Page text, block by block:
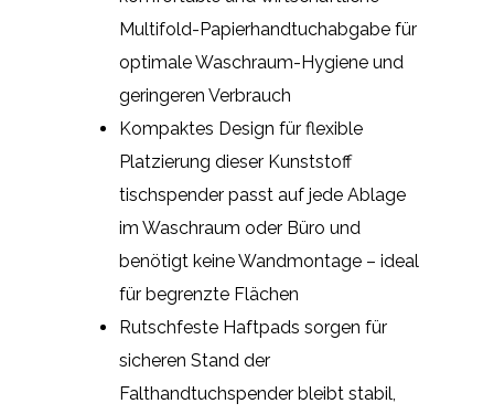
Multifold-Papierhandtuchabgabe für
optimale Waschraum-Hygiene und
geringeren Verbrauch
Kompaktes Design für flexible
Platzierung dieser Kunststoff
tischspender passt auf jede Ablage
im Waschraum oder Büro und
benötigt keine Wandmontage – ideal
für begrenzte Flächen
Rutschfeste Haftpads sorgen für
sicheren Stand der
Falthandtuchspender bleibt stabil,